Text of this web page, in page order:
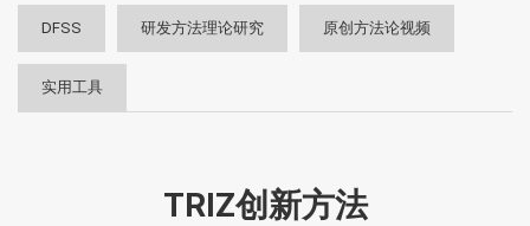
DFSS 研发方法理论研究 原创方法论视频
实用工具
TRIZ创新方法